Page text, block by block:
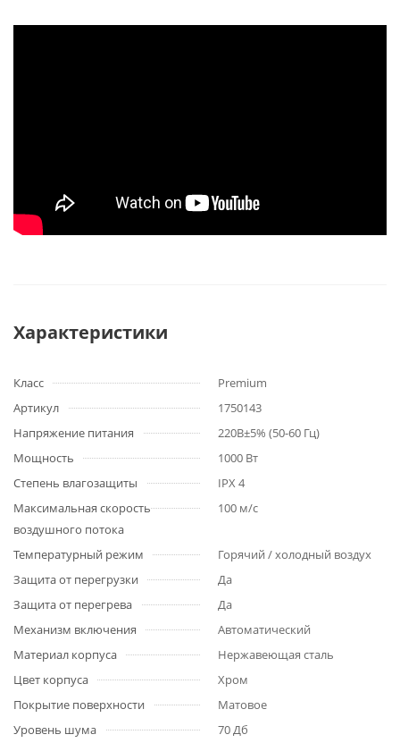
Характеристики
Класс
Premium
Артикул
1750143
Напряжение питания
220В±5% (50-60 Гц)
Мощность
1000 Вт
Степень влагозащиты
IPX 4
Максимальная скорость
воздушного потока
100 м/с
Температурный режим
Горячий / холодный воздух
Защита от перегрузки
Да
Защита от перегрева
Да
Механизм включения
Автоматический
Материал корпуса
Нержавеющая сталь
Цвет корпуса
Хром
Покрытие поверхности
Матовое
Уровень шума
70 Дб